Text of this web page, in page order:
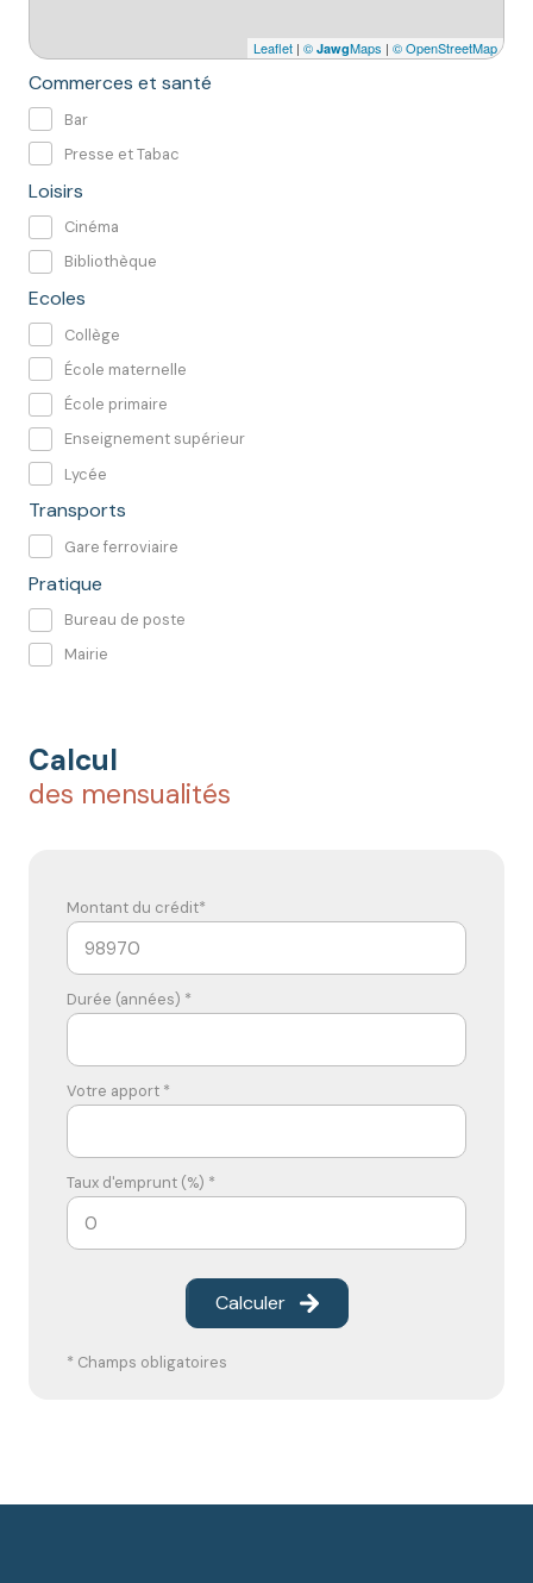
Leaflet | © JawgMaps | © OpenStreetMap
Commerces et santé
Bar
Presse et Tabac
Loisirs
Cinéma
Bibliothèque
Ecoles
Collège
École maternelle
École primaire
Enseignement supérieur
Lycée
Transports
Gare ferroviaire
Pratique
Bureau de poste
Mairie
Calcul
des mensualités
Montant du crédit*
Durée (années) *
Votre apport *
Taux d'emprunt (%) *
Calculer
* Champs obligatoires